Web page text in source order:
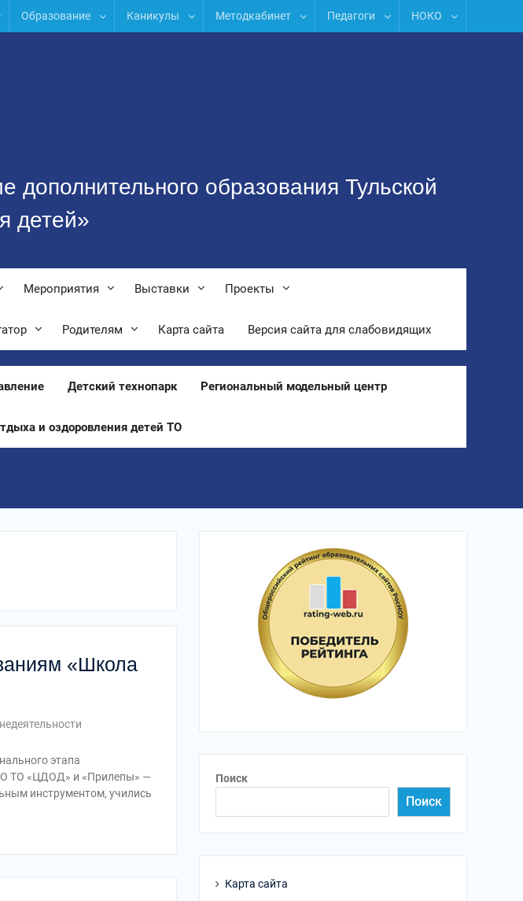
Образование Каникулы Методкабинет Педагоги НОКО
дополнительного образования Тульской
детей»
Мероприятия Выставки Проекты
Родителям Карта сайта Версия сайта для слабовидящих
Детский технопарк Региональный модельный центр
и оздоровления детей ТО
«Школа
этапа
ТО «ЦДОД» и «Прилепы» —
инструментом, учились
Поиск
Поиск
Карта сайта